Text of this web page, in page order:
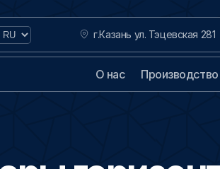
г.Казань ул. Тэцевская 281
О нас Производство